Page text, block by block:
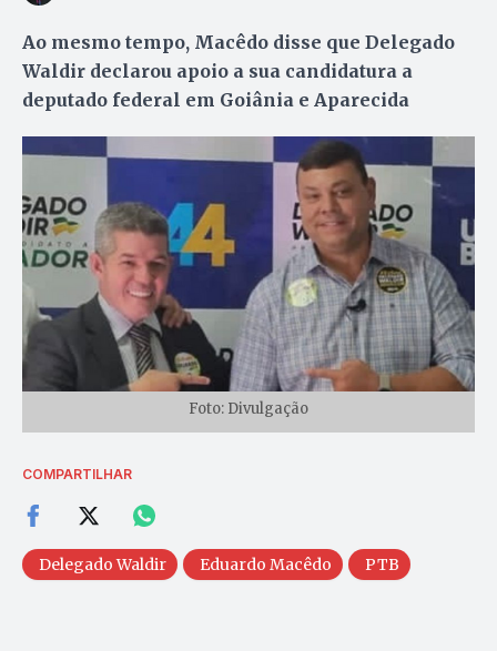
Ao mesmo tempo, Macêdo disse que Delegado
Waldir declarou apoio a sua candidatura a
deputado federal em Goiânia e Aparecida
Foto: Divulgação
COMPARTILHAR
Delegado Waldir Eduardo Macêdo PTB